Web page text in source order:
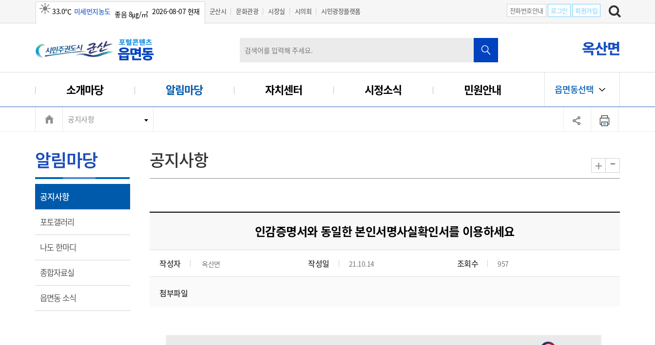
33.0℃ 미세먼지농도 좋음 8㎍/㎥ 2026-08-07 현재 군산시 문화관광 시장실 시의회 시민광장플랫폼 전화번호안내 로그인 회원가입
옥산면
소개마당 알림마당 자치센터 시정소식 민원안내 읍면동선택
공지사항
알림마당
공지사항열
림
포토갤러리
림
나도 한마디
림
종합자료실
림
읍면동 소식
림
공지사항 + -
인감증명서와 동일한 본인서명사실확인서를 이용하세요
작성자 옥산면 작성일 21.10.14 조회수 957
첨부파일